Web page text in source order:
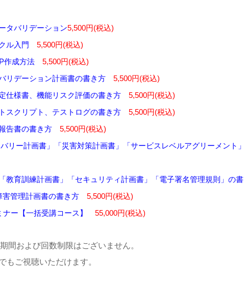
タバリデーション5,500円(税込)
ル入門
5,500円(税込)
作成方法
5,500円(税込)
リデーション計画書の書き方
5,500円(税込)
仕様書、機能リスク評価の書き方
5,500円(税込)
スクリプト、テストログの書き方
5,500円(税込)
告書の書き方
5,500円(税込)
リー計画書」「災害対策計画書」「サービスレベルアグリーメント
教育訓練計画書」「セキュリティ計画書」「電子署名管理規則」の
害管理計画書の書き方
5,500円(税込)
ー【一括受講コース】
55,000円(税込)
間および回数制限はございません。
もご視聴いただけます。